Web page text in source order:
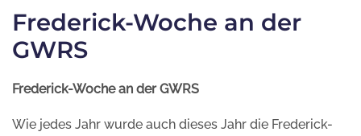
Frederick-Woche an der
GWRS
Frederick-Woche an der GWRS
Wie jedes Jahr wurde auch dieses Jahr die Frederick-